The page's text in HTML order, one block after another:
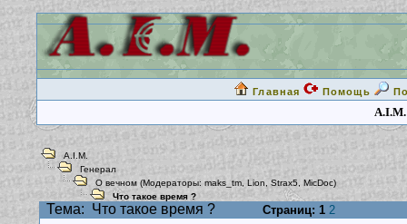
Главная Помощь
A.I.M.
A.I.M.
Генерал
О вечном (Модераторы: maks_tm, Lion Strax5, MicDoc)
Что такое время ?
Тема: Что такое время ? Страниц: 1 2